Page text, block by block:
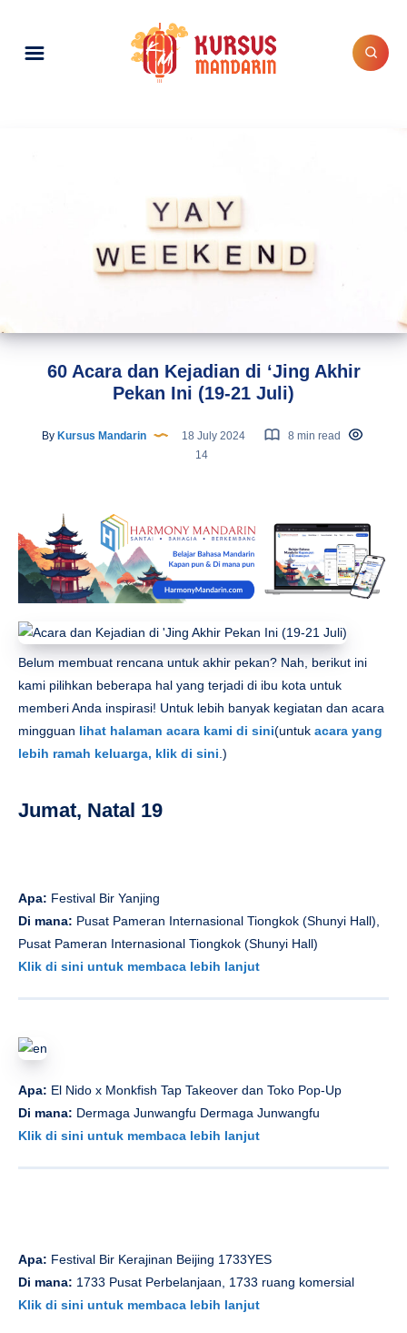
60 Acara dan Kejadian di ‘Jing Akhir
Pekan Ini (19-21 Juli)
By Kursus Mandarin 18 July 2024
8 min read
14
Belum membuat rencana untuk akhir pekan? Nah, berikut ini
kami pilihkan beberapa hal yang terjadi di ibu kota untuk
memberi Anda inspirasi! Untuk lebih banyak kegiatan dan acara
mingguan lihat halaman acara kami di sini(untuk acara yang
lebih ramah keluarga, klik di sini .)
Jumat, Natal 19
Apa: Festival Bir Yanjing
Di mana: Pusat Pameran Internasional Tiongkok (Shunyi Hall),
Pusat Pameran Internasional Tiongkok (Shunyi Hall)
Klik di sini untuk membaca lebih lanjut
Apa: El Nido x Monkfish Tap Takeover dan Toko Pop-Up
Di mana: Dermaga Junwangfu Dermaga Junwangfu
Klik di sini untuk membaca lebih lanjut
Apa: Festival Bir Kerajinan Beijing 1733YES
Di mana: 1733 Pusat Perbelanjaan, 1733 ruang komersial
Klik di sini untuk membaca lebih lanjut